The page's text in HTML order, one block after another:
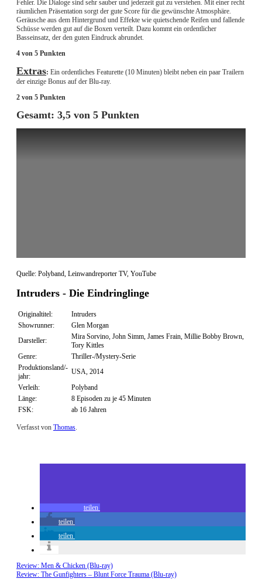
Fehler. Die Dialoge sind sehr sauber und jederzeit gut zu verstehen. Mit einer recht
räumlichen Präsentation sorgt der gute Score für die gewünschte Atmosphäre.
Geräusche aus dem Hintergrund und Effekte wie quietschende Reifen und fallende
Schüsse werden gut auf die Boxen verteilt. Dazu kommt ein ordentlicher
Basseinsatz, der den guten Eindruck abrundet.
4 von 5 Punkten
Extras: Ein ordentliches Featurette (10 Minuten) bleibt neben ein paar Trailern
der einzige Bonus auf der Blu-ray.
2 von 5 Punkten
Gesamt: 3,5 von 5 Punkten
Quelle: Polyband, Leinwandreporter TV, YouTube
Intruders - Die Eindringlinge
Originaltitel:
Intruders
Showrunner:
Glen Morgan
Darsteller:
Mira Sorvino, John Simm, James Frain, Millie Bobby Brown,
Tory Kittles
Genre:
Thriller-/Mystery-Serie
Produktionsland/-
jahr:
USA, 2014
Verleih:
Polyband
Länge:
8 Episoden zu je 45 Minuten
FSK:
ab 16 Jahren
Verfasst von Thomas
teilen
teilen
teilen
Review: Men & Chicken (Blu-ray)
Review: The Gunfighters – Blunt Force Trauma (Blu-ray)